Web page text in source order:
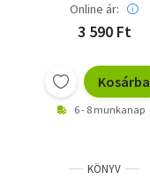
Online ár:
3 590 Ft
Kosárba
6 - 8 munkanap
KÖNYV